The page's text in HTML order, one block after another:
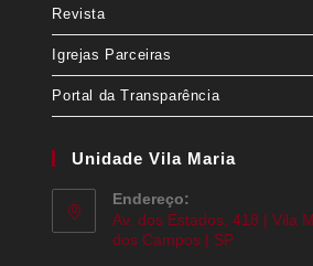
Revista
Igrejas Parceiras
Portal da Transparência
Unidade Vila Maria
Endereço:
Av. dos Estados, 418 | Vila
dos Campos | SP